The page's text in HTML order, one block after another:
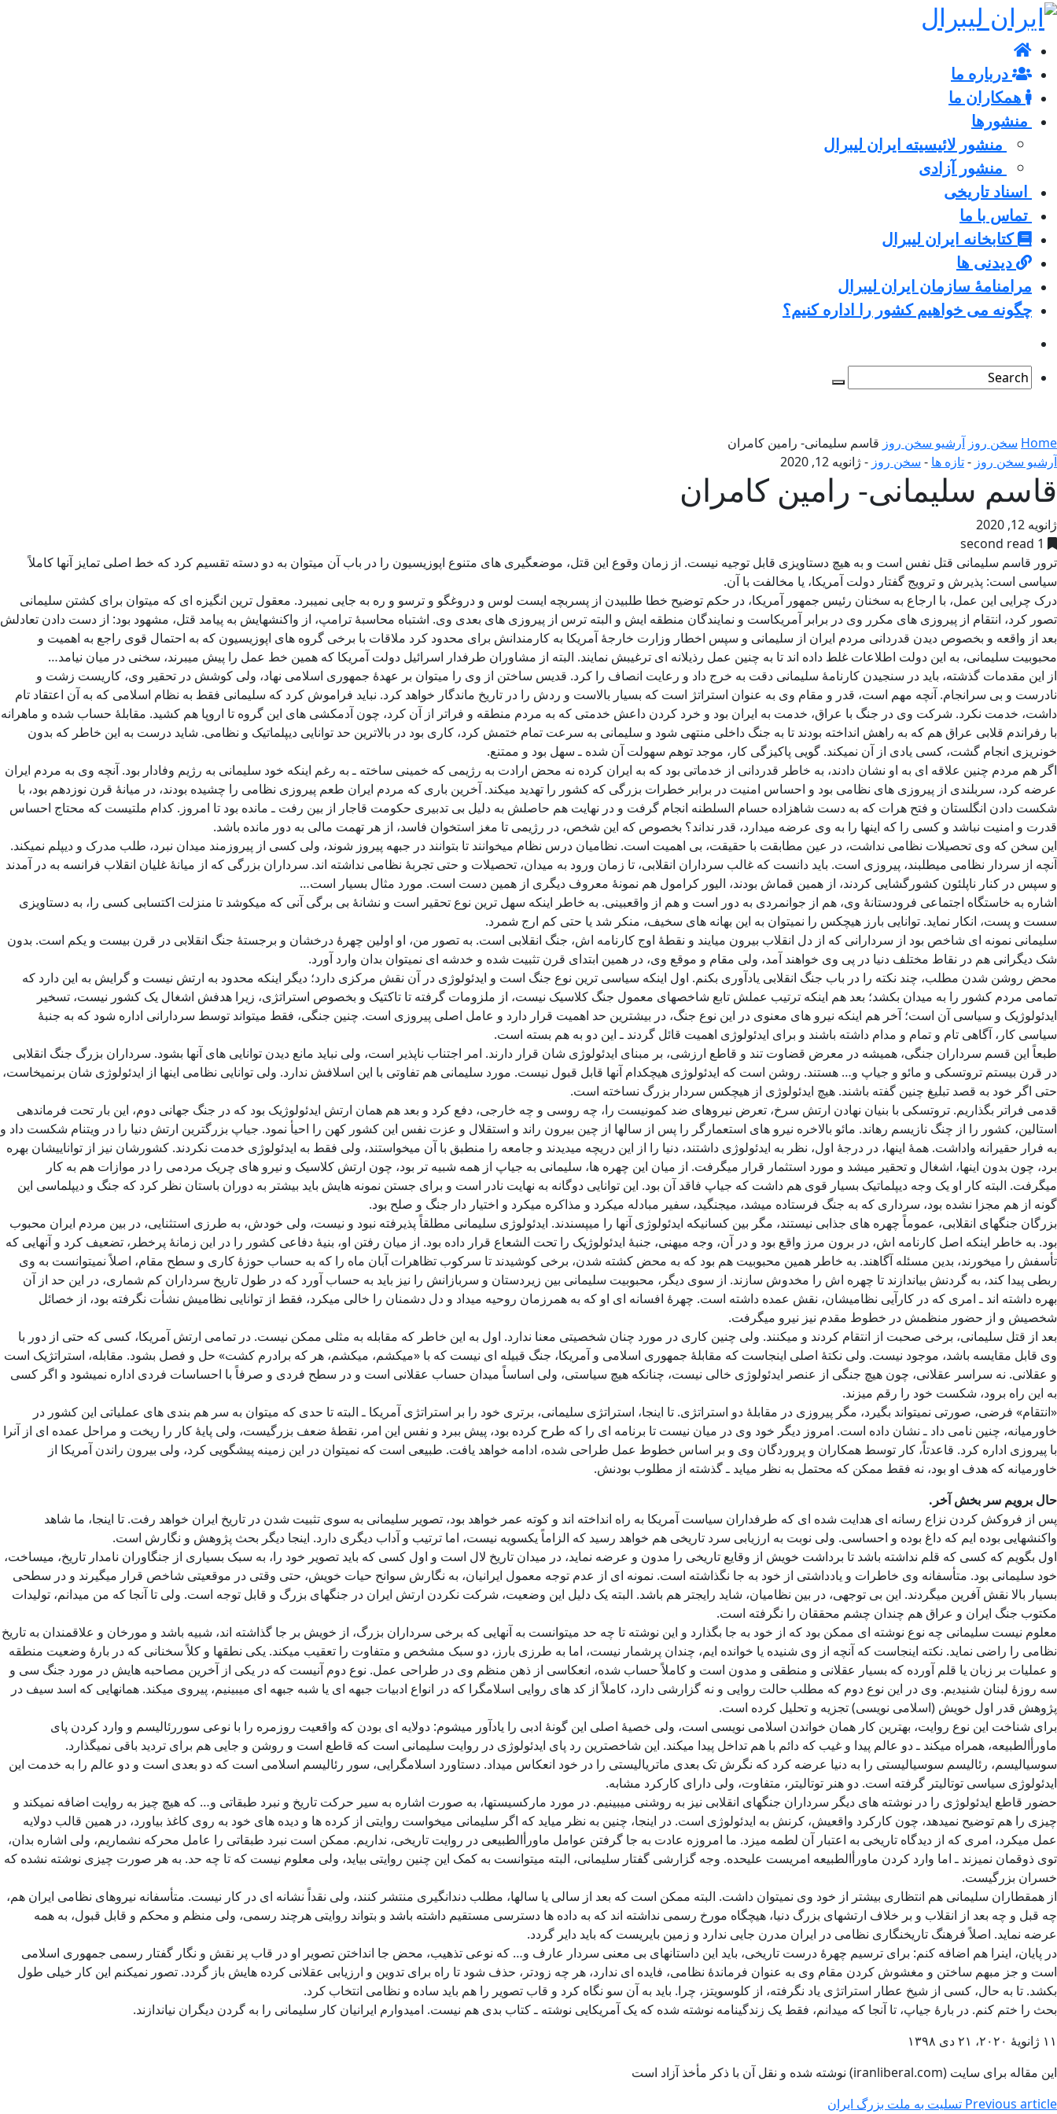
درباره ما
همکاران ما
منشورها
منشور لائیسیته ایران لیبرال
منشور آزادی
اسناد تاریخی
تماس با ما
کتابخانه ایران لیبرال
دیدنی ها
مرامنامۀ سازمان ایران لیبرال
چگونه می خواهیم کشور را اداره کنیم؟
Home سخن روز آرشیو سخن روز قاسم سلیمانی- رامین کامران
آرشیو سخن روز -تازه ها - سخن روز - ژانویه 12, 2020
قاسم سلیمانی- رامین کامران
ژانویه 12, 2020
1 second read
ترور قاسم سلیمانی قتل نفس است و به هیچ دستاویزی قابل توجیه نیست. از زمان وقوع این قتل، موضعگیری های متنوع اپوزیسیون را در باب آن میتوان به دو دسته تقسیم کرد که خط اصلی تمایز آنها کاملاً
سیاسی است: پذیرش و ترویج گفتار دولت آمریکا، یا مخالفت با آن.
درک چرایی این عمل، با ارجاع به سخنان رئیس جمهور آمریکا، در حکم توضیح خطا طلبیدن از پسربچه ایست لوس و دروغگو و ترسو و ره به جایی نمیبرد. معقول ترین انگیزه ای که میتوان برای کشتن سلیمانی
تصور کرد، انتقام از پیروزی های مکرر وی در برابر آمریکاست و نمایندگان منطقه ایش و البته ترس از پیروزی های بعدی وی. اشتباه محاسبۀ ترامپ، از واکنشهایش به پیامد قتل، مشهود بود: از دست دادن تعادلش
بعد از واقعه و بخصوص دیدن قدردانی مردم ایران از سلیمانی و سپس اخطار وزارت خارجۀ آمریکا به کارمندانش برای محدود کرد ملاقات با برخی گروه های اپوزیسیون که به احتمال قوی راجع به اهمیت و
محبوبیت سلیمانی، به این دولت اطلاعات غلط داده اند تا به چنین عمل رذیلانه ای ترغیبش نمایند. البته از مشاوران طرفدار اسرائیل دولت آمریکا که همین خط عمل را پیش میبرند، سخنی در میان نیامد…
از این مقدمات گذشته، باید در سنجیدن کارنامۀ سلیمانی دقت به خرج داد و رعایت انصاف را کرد. قدیس ساختن از وی را میتوان بر عهدۀ جمهوری اسلامی نهاد، ولی کوشش در تحقیر وی، کاریست زشت و
نادرست و بی سرانجام. آنچه مهم است، قدر و مقام وی به عنوان استراتژ است که بسیار بالاست و ردش را در تاریخ ماندگار خواهد کرد. نباید فراموش کرد که سلیمانی فقط به نظام اسلامی که به آن اعتقاد تام
داشت، خدمت نکرد. شرکت وی در جنگ با عراق، خدمت به ایران بود و خرد کردن داعش خدمتی که به مردم منطقه و فراتر از آن کرد، چون آدمکشی های این گروه تا اروپا هم کشید. مقابلۀ حساب شده و ماهرانه
با رفراندم قلابی عراق هم که به راهش انداخته بودند تا به جنگ داخلی منتهی شود و سلیمانی به سرعت تمام ختمش کرد، کاری بود در بالاترین حد توانایی دیپلماتیک و نظامی. شاید درست به این خاطر که بدون
خونریزی انجام گشت، کسی یادی از آن نمیکند. گویی پاکیزگی کار، موجد توهم سهولت آن شده ـ سهل بود و ممتنع.
اگر هم مردم چنین علاقه ای به او نشان دادند، به خاطر قدردانی از خدماتی بود که به ایران کرده نه محض ارادت به رژیمی که خمینی ساخته ـ به رغم اینکه خود سلیمانی به رژیم وفادار بود. آنچه وی به مردم ایران
عرضه کرد، سربلندی از پیروزی های نظامی بود و احساس امنیت در برابر خطرات بزرگی که کشور را تهدید میکند. آخرین باری که مردم ایران طعم پیروزی نظامی را چشیده بودند، در میانۀ قرن نوزدهم بود، با
شکست دادن انگلستان و فتح هرات که به دست شاهزاده حسام السلطنه انجام گرفت و در نهایت هم حاصلش به دلیل بی تدبیری حکومت قاجار از بین رفت ـ مانده بود تا امروز. کدام ملتیست که محتاج احساس
قدرت و امنیت نباشد و کسی را که اینها را به وی عرضه میدارد، قدر نداند؟ بخصوص که این شخص، در رژیمی تا مغز استخوان فاسد، از هر تهمت مالی به دور مانده باشد.
این سخن که وی تحصیلات نظامی نداشت، در عین مطابقت با حقیقت، بی اهمیت است. نظامیان درس نظام میخوانند تا بتوانند در جبهه پیروز شوند، ولی کسی از پیروزمند میدان نبرد، طلب مدرک و دیپلم نمیکند.
آنچه از سردار نظامی میطلبند، پیروزی است. باید دانست که غالب سرداران انقلابی، تا زمان ورود به میدان، تحصیلات و حتی تجربۀ نظامی نداشته اند. سرداران بزرگی که از میانۀ غلیان انقلاب فرانسه به در آمدند
و سپس در کنار ناپلئون کشورگشایی کردند، از همین قماش بودند، الیور کرامول هم نمونۀ معروف دیگری از همین دست است. مورد مثال بسیار است…
اشاره به خاستگاه اجتماعی فرودستانۀ وی، هم از جوانمردی به دور است و هم از واقعبینی. به خاطر اینکه سهل ترین نوع تحقیر است و نشانۀ بی برگی آنی که میکوشد تا منزلت اکتسابی کسی را، به دستاویزی
سست و پست، انکار نماید. توانایی بارز هیچکس را نمیتوان به این بهانه های سخیف، منکر شد یا حتی کم ارج شمرد.
سلیمانی نمونه ای شاخص بود از سردارانی که از دل انقلاب بیرون میایند و نقطۀ اوج کارنامه اش، جنگ انقلابی است. به تصور من، او اولین چهرۀ درخشان و برجستۀ جنگ انقلابی در قرن بیست و یکم است. بدون
شک دیگرانی هم در نقاط مختلف دنیا در پی وی خواهند آمد، ولی مقام و موقع وی، در همین ابتدای قرن تثبیت شده و خدشه ای نمیتوان بدان وارد آورد.
محض روشن شدن مطلب، چند نکته را در باب جنگ انقلابی یادآوری بکنم. اول اینکه سیاسی ترین نوع جنگ است و ایدئولوژی در آن نقش مرکزی دارد؛ دیگر اینکه محدود به ارتش نیست و گرایش به این دارد که
تمامی مردم کشور را به میدان بکشد؛ بعد هم اینکه ترتیب عملش تابع شاخصهای معمول جنگ کلاسیک نیست، از ملزومات گرفته تا تاکتیک و بخصوص استراتژی، زیرا هدفش اشغال یک کشور نیست، تسخیر
ایدئولوژیک و سیاسی آن است؛ آخر هم اینکه نیرو های معنوی در این نوع جنگ، در بیشترین حد اهمیت قرار دارد و عامل اصلی پیروزی است. چنین جنگی، فقط میتواند توسط سردارانی اداره شود که به جنبۀ
سیاسی کار، آگاهی تام و تمام و مدام داشته باشند و برای ایدئولوژی اهمیت قائل گردند ـ این دو به هم بسته است.
طبعاً این قسم سرداران جنگی، همیشه در معرض قضاوت تند و قاطع ارزشی، بر مبنای ایدئولوژی شان قرار دارند. امر اجتناب ناپذیر است، ولی نباید مانع دیدن توانایی های آنها بشود. سرداران بزرگ جنگ انقلابی
در قرن بیستم تروتسکی و مائو و جیاپ و… هستند. روشن است که ایدئولوژی هیچکدام آنها قابل قبول نیست. مورد سلیمانی هم تفاوتی با این اسلافش ندارد. ولی توانایی نظامی اینها از ایدئولوژی شان برنمیخاست،
حتی اگر خود به قصد تبلیغ چنین گفته باشند. هیچ ایدئولوژی از هیچکس سردار بزرگ نساخته است.
قدمی فراتر بگذاریم. تروتسکی با بنیان نهادن ارتش سرخ، تعرض نیروهای ضد کمونیست را، چه روسی و چه خارجی، دفع کرد و بعد هم همان ارتش ایدئولوژیک بود که در جنگ جهانی دوم، این بار تحت فرماندهی
استالین، کشور را از چنگ نازیسم رهاند. مائو بالاخره نیرو های استعمارگر را پس از سالها از چین بیرون راند و استقلال و عزت نفس این کشور کهن را احیأ نمود. جیاپ بزرگترین ارتش دنیا را در ویتنام شکست داد و
به فرار حقیرانه واداشت. همۀ اینها، در درجۀ اول، نظر به ایدئولوژی داشتند، دنیا را از این دریچه میدیدند و جامعه را منطبق با آن میخواستند، ولی فقط به ایدئولوژی خدمت نکردند. کشورشان نیز از تواناییشان بهره
برد، چون بدون اینها، اشغال و تحقیر میشد و مورد استثمار قرار میگرفت. از میان این چهره ها، سلیمانی به جیاپ از همه شبیه تر بود، چون ارتش کلاسیک و نیرو های چریک مردمی را در موازات هم به کار
میگرفت. البته کار او یک وجه دیپلماتیک بسیار قوی هم داشت که جیاپ فاقد آن بود. این توانایی دوگانه به نهایت نادر است و برای جستن نمونه هایش باید بیشتر به دوران باستان نظر کرد که جنگ و دیپلماسی این
گونه از هم مجزا نشده بود، سرداری که به جنگ فرستاده میشد، میجنگید، سفیر مبادله میکرد و مذاکره میکرد و اختیار دار جنگ و صلح بود.
بزرگان جنگهای انقلابی، عموماً چهره های جذابی نیستند، مگر بین کسانیکه ایدئولوژی آنها را میپسندند. ایدئولوژی سلیمانی مطلقاً پذیرفته نبود و نیست، ولی خودش، به طرزی استثنایی، در بین مردم ایران محبوب
بود. به خاطر اینکه اصل کارنامه اش، در برون مرز واقع بود و در آن، وجه میهنی، جنبۀ ایدئولوژیک را تحت الشعاع قرار داده بود. از میان رفتن او، بنیۀ دفاعی کشور را در این زمانۀ پرخطر، تضعیف کرد و آنهایی که
تأسفش را میخورند، بدین مسئله آگاهند. به خاطر همین محبوبیت هم بود که به محض کشته شدن، برخی کوشیدند تا سرکوب تظاهرات آبان ماه را که به حساب حوزۀ کاری و سطح مقام، اصلاً نمیتوانست به وی
ربطی پیدا کند، به گردنش بیاندازند تا چهره اش را مخدوش سازند. از سوی دیگر، محبوبیت سلیمانی بین زیردستان و سربازانش را نیز باید به حساب آورد که در طول تاریخ سرداران کم شماری، در این حد از آن
بهره داشته اند ـ امری که در کارآیی نظامیشان، نقش عمده داشته است. چهرۀ افسانه ای او که به همرزمان روحیه میداد و دل دشمنان را خالی میکرد، فقط از توانایی نظامیش نشأت نگرفته بود، از خصائل
شخصیش و از حضور منظمش در خطوط مقدم نیز نیرو میگرفت.
بعد از قتل سلیمانی، برخی صحبت از انتقام کردند و میکنند. ولی چنین کاری در مورد چنان شخصیتی معنا ندارد. اول به این خاطر که مقابله به مثلی ممکن نیست. در تمامی ارتش آمریکا، کسی که حتی از دور با
وی قابل مقایسه باشد، موجود نیست. ولی نکتۀ اصلی اینجاست که مقابلۀ جمهوری اسلامی و آمریکا، جنگ قبیله ای نیست که با «میکشم، میکشم، هر که برادرم کشت» حل و فصل بشود. مقابله، استراتژیک است
و عقلانی. نه سراسر عقلانی، چون هیچ جنگی از عنصر ایدئولوژی خالی نیست، چنانکه هیچ سیاستی، ولی اساساً میدان حساب عقلانی است و در سطح فردی و صرفاً با احساسات فردی اداره نمیشود و اگر کسی
به این راه برود، شکست خود را رقم میزند.
«انتقام» فرضی، صورتی نمیتواند بگیرد، مگر پیروزی در مقابلۀ دو استراتژی. تا اینجا، استراتژی سلیمانی، برتری خود را بر استراتژی آمریکا ـ البته تا حدی که میتوان به سر هم بندی های عملیاتی این کشور در
خاورمیانه، چنین نامی داد ـ نشان داده است. امروز دیگر خود وی در میان نیست تا برنامه ای را که طرح کرده بود، پیش ببرد و نفس این امر، نقطۀ ضعف بزرگیست، ولی پایۀ کار را ریخت و مراحل عمده ای از آنرا
با پیروزی اداره کرد. قاعدتاً، کار توسط همکاران و پروردگان وی و بر اساس خطوط عمل طراحی شده، ادامه خواهد یافت. طبیعی است که نمیتوان در این زمینه پیشگویی کرد، ولی بیرون راندن آمریکا از
خاورمیانه که هدف او بود، نه فقط ممکن که محتمل به نظر میاید ـ گذشته از مطلوب بودنش.
حال برویم سر بخش آخر.
پس از فروکش کردن نزاع رسانه ای هدایت شده ای که طرفداران سیاست آمریکا به راه انداخته اند و کوته عمر خواهد بود، تصویر سلیمانی به سوی تثبیت شدن در تاریخ ایران خواهد رفت. تا اینجا، ما شاهد
واکنشهایی بوده ایم که داغ بوده و احساسی. ولی نوبت به ارزیابی سرد تاریخی هم خواهد رسید که الزاماً یکسویه نیست، اما ترتیب و آداب دیگری دارد. اینجا دیگر بحث پژوهش و نگارش است.
اول بگویم که کسی که قلم نداشته باشد تا برداشت خویش از وقایع تاریخی را مدون و عرضه نماید، در میدان تاریخ لال است و اول کسی که باید تصویر خود را، به سبک بسیاری از جنگاوران نامدار تاریخ، میساخت،
خود سلیمانی بود. متأسفانه وی خاطرات و یادداشتی از خود به جا نگذاشته است. نمونه ای از عدم توجه معمول ایرانیان، به نگارش سوانح حیات خویش، حتی وقتی در موقعیتی شاخص قرار میگیرند و در سطحی
بسیار بالا نقش آفرین میگردند. این بی توجهی، در بین نظامیان، شاید رایجتر هم باشد. البته یک دلیل این وضعیت، شرکت نکردن ارتش ایران در جنگهای بزرگ و قابل توجه است. ولی تا آنجا که من میدانم، تولیدات
مکتوب جنگ ایران و عراق هم چندان چشم محققان را نگرفته است.
معلوم نیست سلیمانی چه نوع نوشته ای ممکن بود که از خود به جا بگذارد و این نوشته تا چه حد میتوانست به آنهایی که برخی سرداران بزرگ، از خویش بر جا گذاشته اند، شبیه باشد و مورخان و علاقمندان به تاریخ
نظامی را راضی نماید. نکته اینجاست که آنچه از وی شنیده یا خوانده ایم، چندان پرشمار نیست، اما به طرزی بارز، دو سبک مشخص و متفاوت را تعقیب میکند. یکی نطقها و کلاً سخنانی که در بارۀ وضعیت منطقه
و عملیات بر زبان یا قلم آورده که بسیار عقلانی و منطقی و مدون است و کاملاً حساب شده، انعکاسی از ذهن منظم وی در طراحی عمل. نوع دوم آنیست که در یکی از آخرین مصاحبه هایش در مورد جنگ سی و
سه روزۀ لبنان شنیدیم. وی در این نوع دوم که مطلب حالت روایی و نه گزارشی دارد، کاملاً از کد های روایی اسلامگرا که در انواع ادبیات جبهه ای یا شبه جبهه ای میبینیم، پیروی میکند. همانهایی که اسد سیف در
پژوهش قدر اول خویش (اسلامی نویسی) تجزیه و تحلیل کرده است.
برای شناخت این نوع روایت، بهترین کار همان خواندن اسلامی نویسی است، ولی خصیۀ اصلی این گونۀ ادبی را یادآور میشوم: دولایه ای بودن که واقعیت روزمره را با نوعی سوررئالیسم و وارد کردن پای
ماورأالطبیعه، همراه میکند ـ دو عالم پیدا و غیب که دائم با هم تداخل پیدا میکند. این شاخصترین رد پای ایدئولوژی در روایت سلیمانی است که قاطع است و روشن و جایی هم برای تردید باقی نمیگذارد.
سوسیالیسم، رئالیسم سوسیالیستی را به دنیا عرضه کرد که نگرش تک بعدی ماتریالیستی را در خود انعکاس میداد. دستاورد اسلامگرایی، سور رئالیسم اسلامی است که دو بعدی است و دو عالم را به خدمت این
ایدئولوژی سیاسی توتالیتر گرفته است. دو هنر توتالیتر، متفاوت، ولی دارای کارکرد مشابه.
حضور قاطع ایدئولوژی را در نوشته های دیگر سرداران جنگهای انقلابی نیز به روشنی میبینیم. در مورد مارکسیستها، به صورت اشاره به سیر حرکت تاریخ و نبرد طبقاتی و… که هیچ چیز به روایت اضافه نمیکند و
چیزی را هم توضیح نمیدهد، چون کارکرد واقعیش، کرنش به ایدئولوژی است. در اینجا، چنین به نظر میاید که اگر سلیمانی میخواست روایتی از کرده ها و دیده های خود به روی کاغذ بیاورد، در همین قالب دولایه
عمل میکرد، امری که از دیدگاه تاریخی به اعتبار آن لطمه میزد. ما امروزه عادت به جا گرفتن عوامل ماورأالطبیعی در روایت تاریخی، نداریم. ممکن است نبرد طبقاتی را عامل محرکه نشماریم، ولی اشاره بدان،
توی ذوقمان نمیزند ـ اما وارد کردن ماورأالطبیعه امریست علیحده. وجه گزارشی گفتار سلیمانی، البته میتوانست به کمک این چنین روایتی بیاید، ولی معلوم نیست که تا چه حد. به هر صورت چیزی نوشته نشده که
خسران بزرگیست.
از همقطاران سلیمانی هم انتظاری بیشتر از خود وی نمیتوان داشت. البته ممکن است که بعد از سالی یا سالها، مطلب دندانگیری منتشر کنند، ولی نقداً نشانه ای در کار نیست. متأسفانه نیروهای نظامی ایران هم،
چه قبل و چه بعد از انقلاب و بر خلاف ارتشهای بزرگ دنیا، هیچگاه مورخ رسمی نداشته اند که به داده ها دسترسی مستقیم داشته باشد و بتواند روایتی هرچند رسمی، ولی منظم و محکم و قابل قبول، به همه
عرضه نماید. اصلاً فرهنگ تاریخنگاری نظامی در ایران مدرن جایی ندارد و زمین بایریست که باید دایر گردد.
در پایان، اینرا هم اضافه کنم: برای ترسیم چهرۀ درست تاریخی، باید این داستانهای بی معنی سردار عارف و… که نوعی تذهیب، محض جا انداختن تصویر او در قاب پر نقش و نگار گفتار رسمی جمهوری اسلامی
است و جز مبهم ساختن و مغشوش کردن مقام وی به عنوان فرماندۀ نظامی، فایده ای ندارد، هر چه زودتر، حذف شود تا راه برای تدوین و ارزیابی عقلانی کرده هایش باز گردد. تصور نمیکنم این کار خیلی طول
بکشد. تا به حال، کسی از شیخ عطار استراتژی یاد نگرفته، از کلوسویتز، چرا. باید به آن سو نگاه کرد و قاب تصویر را هم باید ساده و نظامی انتخاب کرد.
بحث را ختم کنم. در بارۀ جیاپ، تا آنجا که میدانم، فقط یک زندگینامه نوشته شده که یک آمریکایی نوشته ـ کتاب بدی هم نیست. امیدوارم ایرانیان کار سلیمانی را به گردن دیگران نیاندازند.
۱۱ ژانویۀ ۲۰۲۰، ۲۱ دی ۱۳۹۸
این مقاله برای سایت (iranliberal.com) نوشته شده و نقل آن با ذکر مأخذ آزاد است
Previous article تسلیت به ملت بزرگ ایران